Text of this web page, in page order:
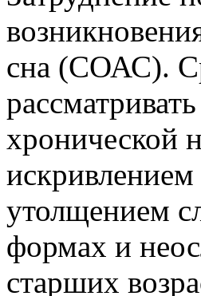
сна (СОАС).
хронической
утолщением
формах и
старших